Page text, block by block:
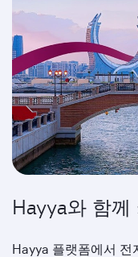
Hayya와 함
Hayya 플랫폼에서 전